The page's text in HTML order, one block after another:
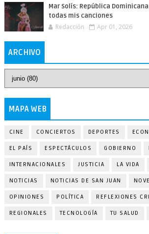
Mar Solís: República
todas mis canciones
Redacción Apr 01, 2026
ARCHIVO
MAPA WEB
CINE CONCIERTOS DEPORTES
EL PAÍS ESPECTÁCULOS GOBIERNO
INTERNACIONALES JUSTICIA LA VIDA
NOTICIAS NOTICIAS DE SAN JUAN
OPINIONES POLÍTICA REFLEXIONES
REGIONALES TECNOLOGÍA TU SALUD